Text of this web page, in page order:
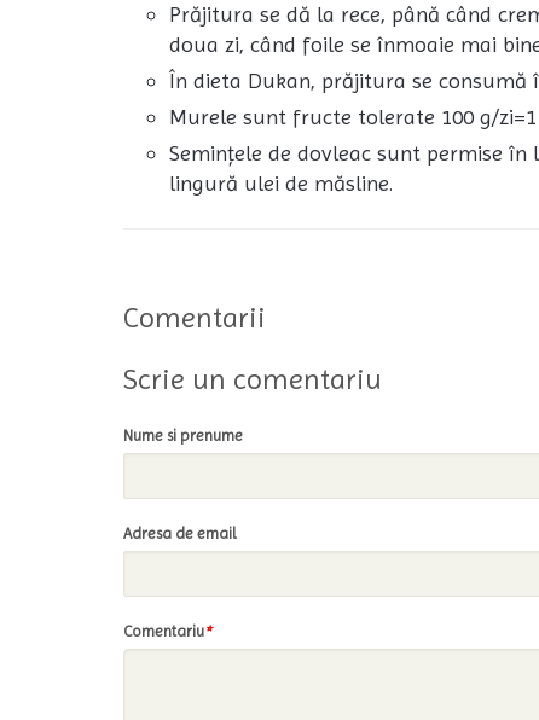
Prăjitura se dă la rece, până când
doua zi, când foile se înmoaie mai
În dieta Dukan, prăjitura se consumă
Murele sunt fructe tolerate 100 g/
Semințele de dovleac sunt permise
lingură ulei de măsline.
Comentarii
Scrie un comentariu
Nume si prenume
Adresa de email
Comentariu*